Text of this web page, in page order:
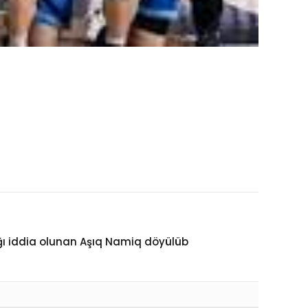
iddia olunan Aşıq Namiq döyülüb